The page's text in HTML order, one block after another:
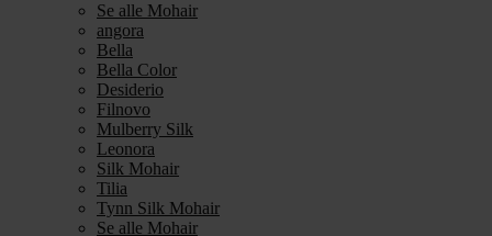
Se alle Mohair
angora
Bella
Bella Color
Desiderio
Filnovo
Mulberry Silk
Leonora
Silk Mohair
Tilia
Tynn Silk Mohair
Se alle Mohair